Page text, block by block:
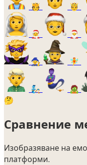
🫅 🤴
🧑‍🎄 🎅
🧙 🧚
🧞 🧟
🤔
Сравнение
Изобразяване на
платформи.